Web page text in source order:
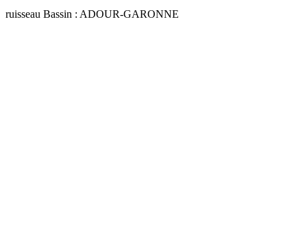
ruisseau Bassin : ADOUR-GARONNE